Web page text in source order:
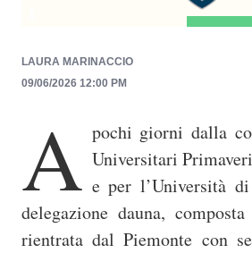
i
a
l
e
LAURA MARINACCIO
09/06/2026 12:00 PM
A pochi giorni dalla
Universitari
e per l’Università
delegazione dauna,
rientrata dal Piemonte con